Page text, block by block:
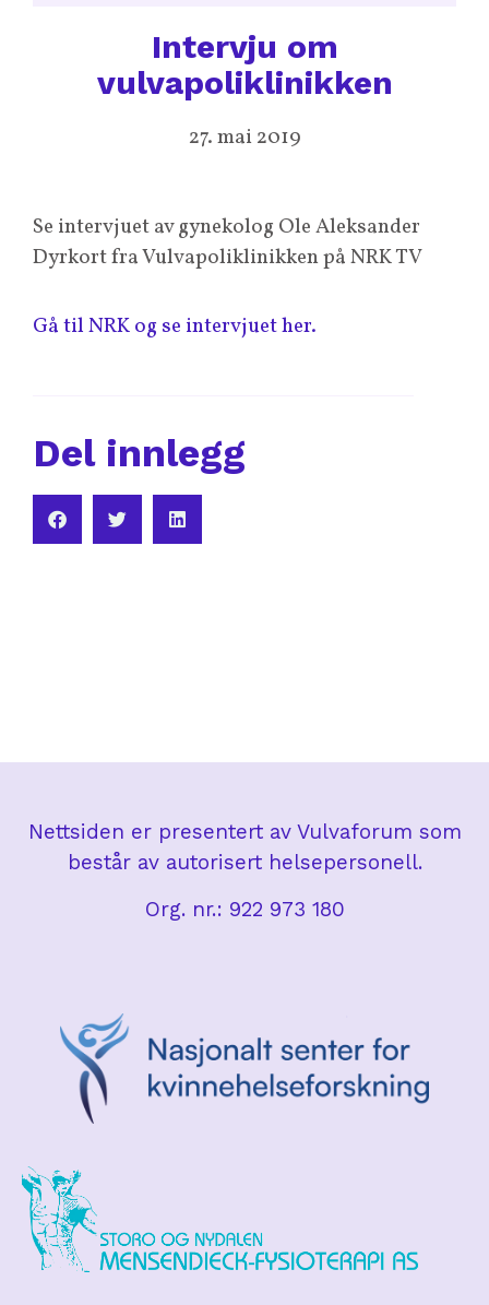
Intervju om
vulvapoliklinikken
27. mai 2019
Se intervjuet av gynekolog Ole Aleksander
Dyrkort fra Vulvapoliklinikken på NRK TV
Gå til NRK og se intervjuet her.
Del innlegg
Nettsiden er presentert av Vulvaforum som
består av autorisert helsepersonell.
Org. nr.: 922 973 180